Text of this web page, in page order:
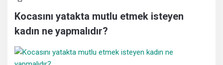
ve
Deneyimleri
En
Kocasını yatakta mutlu etmek isteyen
kadın ne yapmalıdır?